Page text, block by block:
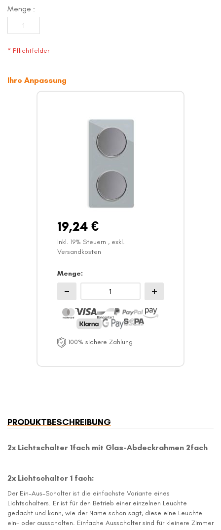
Menge
* Pflichtfelder
Ihre Anpassung
Menge
100% sichere Zahlung
19,24 €
Inkl. 19% Steuern , exkl.
Versandkosten
PRODUKTBESCHREIBUNG
2x Lichtschalter 1fach mit Glas-Abdeckrahmen 2fach
2x Lichtschalter 1 fach:
Der Ein-Aus-Schalter ist die einfachste Variante eines
Lichtschalters. Er ist für den Betrieb einer einzelnen Leuchte
gedacht und kann, wie der Name schon sagt, diese eine Leuchte
ein- oder ausschalten. Einfache Ausschalter sind für kleinere Zimmer